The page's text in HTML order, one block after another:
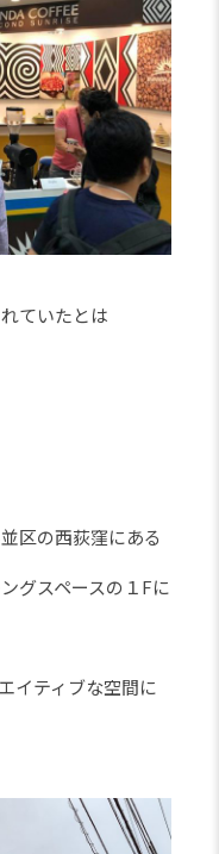
ていたとは
区の西荻窪にある
グスペースの１Fに
イティブな空間に